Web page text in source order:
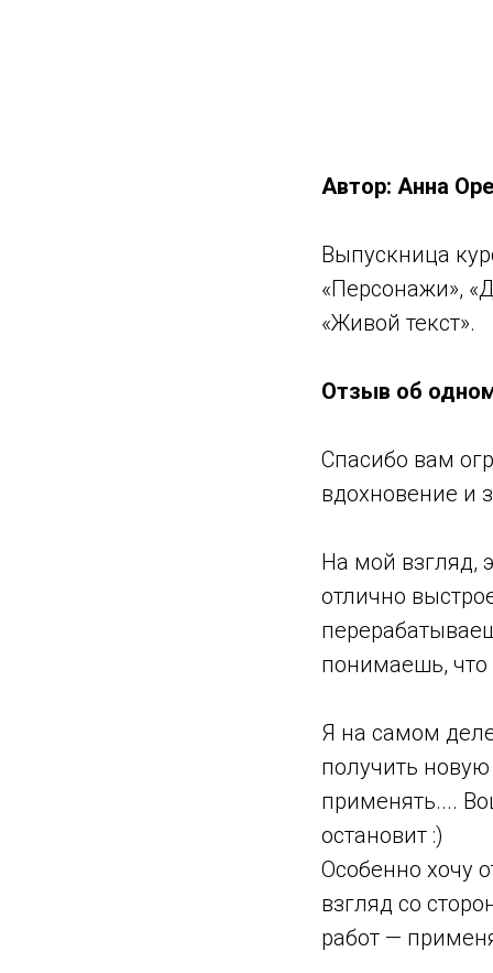
Автор: Анна
Выпускница
«Персонажи»,
«Живой текст».
Отзыв об
Спасибо вам
вдохновение и
На мой взгляд,
отлично
понимаешь,
Я на самом
получить
применять....
остановит :)
Особенно хочу
взгляд со
работ —